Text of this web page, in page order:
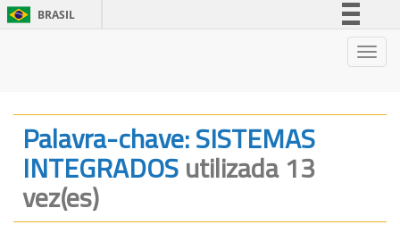
BRASIL
Legislação
Canais
Palavra-chave: SISTEMAS
INTEGRADOSutilizada 13
vez(es)